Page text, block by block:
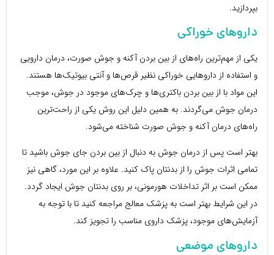
بپردازید.
داروهای خوراکی
یکی از مهم‌ترین راه‌های از بین بردن آکنه و جوش صورت، درمان دارویی
و استفاده از داروهایی خوراکی نظیر قرص‌ها و آنتی بیوتیک‌ها هستند.
این مواد با از بین بردن باکتری‌ها و چرک‌های موجود در جوش، موجب
درمان جوش می‌گردند. به همین دلیل این روش یکی از راحت‌ترین
راه‌های درمان آکنه و جوش صورت شناخته می‌شود.
بهتر است پس از درمان جوش به دنبال از بین بردن جای جوش باشید تا
تمامی اثرات جوش را از بدنتان پاک کنید. علاوه بر این مورد، گاهی نیز
ممکن است بر اثر تداخلات هورمونی، بر روی بدنتان جوش ایجاد گردد.
در این شرایط بهتر است به پزشک معالج مراجعه کنید تا با توجه به
آزمایش‌های موجود، پزشک داروی مناسب را تجویز کند.
داروهای موضعی